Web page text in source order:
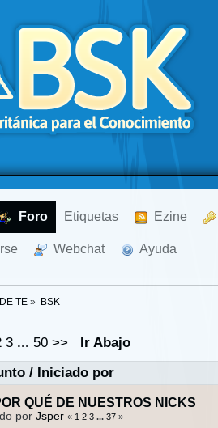
Foro Etiquetas Ezine
Webchat Ayuda
TE » BSK
3 ... 50 >>
Ir Abajo
/ Iniciado por
QUÉ DE NUESTROS NICKS
por Jsper « 1 2 3 ... 37 »